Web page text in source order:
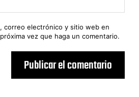
correo electrónico y sitio web en
vez que haga un comentario.